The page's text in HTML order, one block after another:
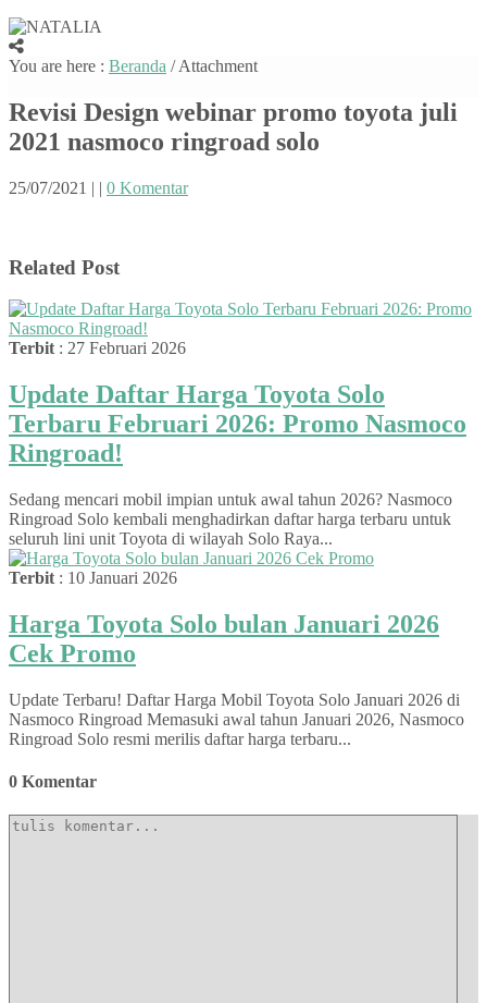
You are here : Beranda / Attachment
Revisi Design webinar promo toyota juli
2021 nasmoco ringroad solo
25/07/2021 | | 0 Komentar
Related Post
Terbit : 27 Februari 2026
Update Daftar Harga Toyota Solo
Terbaru Februari 2026: Promo Nasmoco
Ringroad!
Sedang mencari mobil impian untuk awal tahun 2026? Nasmoco
Ringroad Solo kembali menghadirkan daftar harga terbaru untuk
seluruh lini unit Toyota di wilayah Solo Raya...
Terbit : 10 Januari 2026
Harga Toyota Solo bulan Januari 2026
Cek Promo
Update Terbaru! Daftar Harga Mobil Toyota Solo Januari 2026 di
Nasmoco Ringroad Memasuki awal tahun Januari 2026, Nasmoco
Ringroad Solo resmi merilis daftar harga terbaru...
0 Komentar